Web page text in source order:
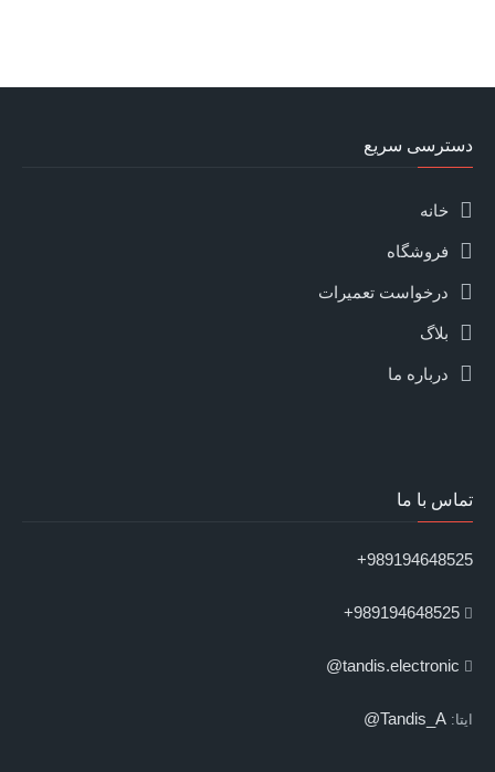
دسترسی سریع
خانه
فروشگاه
درخواست تعمیرات
بلاگ
درباره ما
تماس با ما
989194648525+
989194648525+
tandis.electronic@
ایتا: Tandis_A@